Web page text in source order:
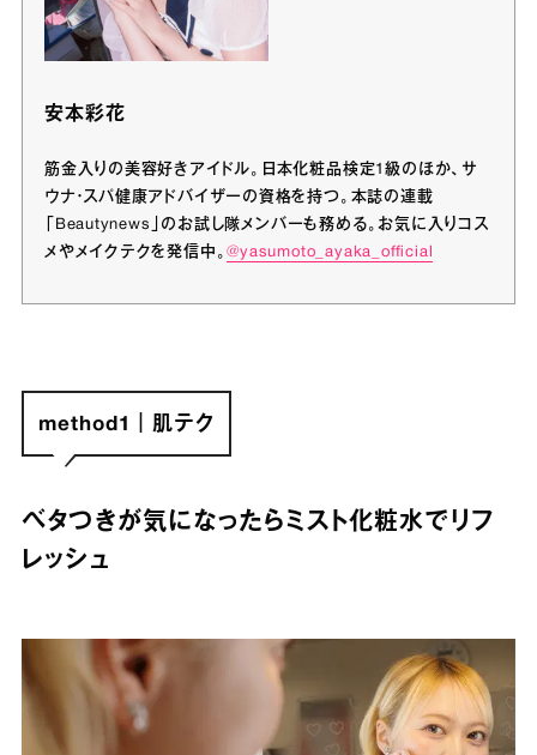
安本彩花
筋金入りの美容好きアイドル。日本化粧品検定1級のほか、サ
ウナ・スパ健康アドバイザーの資格を持つ。本誌の連載
「Beautynews」のお試し隊メンバーも務める。お気に入りコス
メやメイクテクを発信中。@yasumoto_ayaka_ofﬁcial
method1｜肌テク
ベタつきが気になったらミスト化粧水でリフ
レッシュ